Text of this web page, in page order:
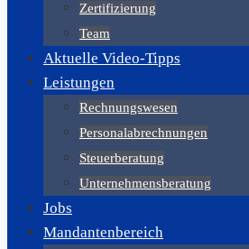
Zertifizierung
Team
Aktuelle Video-Tipps
Leistungen
Rechnungswesen
Personalabrechnungen
Steuerberatung
Unternehmensberatung
Jobs
Mandantenbereich